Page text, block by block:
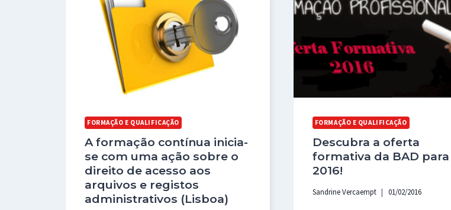
FORMAÇÃO E QUALIFICAÇÃO
A formação contínua inicia-
se com uma ação sobre o
direito de acesso aos
arquivos e registos
administrativos (Lisboa)
FORMAÇÃO E QUALIFICAÇÃO
Descubra a oferta
formativa da BAD para
2016!
Sandrine Vercaempt 01/02/2016